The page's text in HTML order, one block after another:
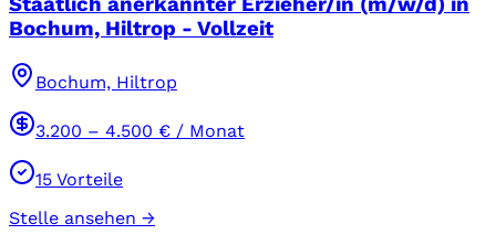
Staatlich anerkannter Erzieher/in (m/w/d) in
Bochum, Hiltrop - Vollzeit
Bochum, Hiltrop
3.200 – 4.500 € / Monat
15 Vorteile
Stelle ansehen →